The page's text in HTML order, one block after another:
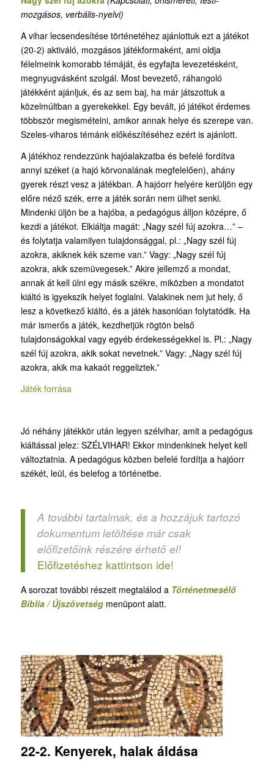
mozgásos, verbális-nyelvi)
A vihar lecsendesítése történetéhez ajánlottuk ezt a játékot
(20-2) aktiváló, mozgásos játékformaként, ami oldja
félelmeink komorabb témáját, és egyfajta levezetésként,
megnyugvásként szolgál. Most bevezető, ráhangoló
játékként ajánljuk, és az sem baj, ha már játszottuk a
közelmúltban a gyerekekkel. Egy bevált, jó játékot érdemes
többször megismételni, amikor annak helye és szerepe van.
Szeles-viharos témánk előkészítéséhez ezért is ajánlott.
A játékhoz rendezzünk hajóalakzatba és befelé fordítva
annyi széket (a hajó körvonalának megfelelően), ahány
gyerek részt vesz a játékban. A hajóorr helyére kerüljön egy
előre néző szék, erre a játék során nem ülhet senki.
Mindenki üljön be a hajóba, a pedagógus álljon középre, ő
kezdi a játékot. Elkiáltja magát: „Nagy szél fúj azokra…” –
és folytatja valamilyen tulajdonsággal, pl.: „Nagy szél fúj
azokra, akiknek kék szeme van.” Vagy: „Nagy szél fúj
azokra, akik szemüvegesek.” Akire jellemző a mondat,
annak át kell ülni egy másik székre, miközben a mondatot
kiáltó is igyekszik helyet foglalni. Valakinek nem jut hely, ő
lesz a következő kiáltó, és a játék hasonlóan folytatódik. Ha
már ismerős a játék, kezdhetjük rögtön belső
tulajdonságokkal vagy egyéb érdekességekkel is. Pl.: „Nagy
szél fúj azokra, akik sokat nevetnek.” Vagy: „Nagy szél fúj
azokra, akik ma kakaót reggeliztek.”
Játék forrása
Jó néhány játékkör után legyen szélvihar, amit a pedagógus
kiáltással jelez: SZÉLVIHAR! Ekkor mindenkinek helyet kell
változtatnia. A pedagógus közben befelé fordítja a hajóorr
székét, leül, és belefog a történetbe.
A további tartalmak, és a hozzájuk tartozó
dokumentum letöltése már csak
előfizetőink részére érhető el!
Előfizetéshez kattintson ide!
A sorozat további részeit megtalálod a Történetmesélő
Biblia / Újszövetségmenüpont alatt.
22-2. Kenyerek, halak áldása